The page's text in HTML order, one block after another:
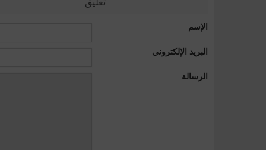
الإسم
البريد الإلكتروني
الرسالة